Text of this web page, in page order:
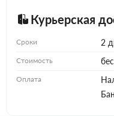
Курьерская
Сроки 2
Стоимость
Оплата